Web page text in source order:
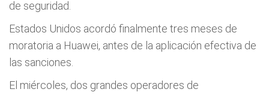
de seguridad.
Estados Unidos acordó finalmente tres meses de
moratoria a Huawei, antes de la aplicación efectiva de
las sanciones.
El miércoles, dos grandes operadores de